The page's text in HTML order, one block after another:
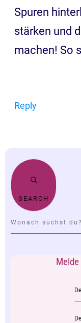
Spuren
stärken und
machen! So
Reply
SEARCH